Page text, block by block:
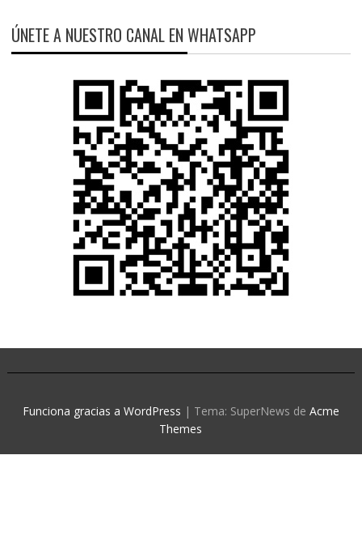
ÚNETE A NUESTRO CANAL EN WHATSAPP
Funciona gracias a WordPress | Tema: SuperNews de Acme
Themes